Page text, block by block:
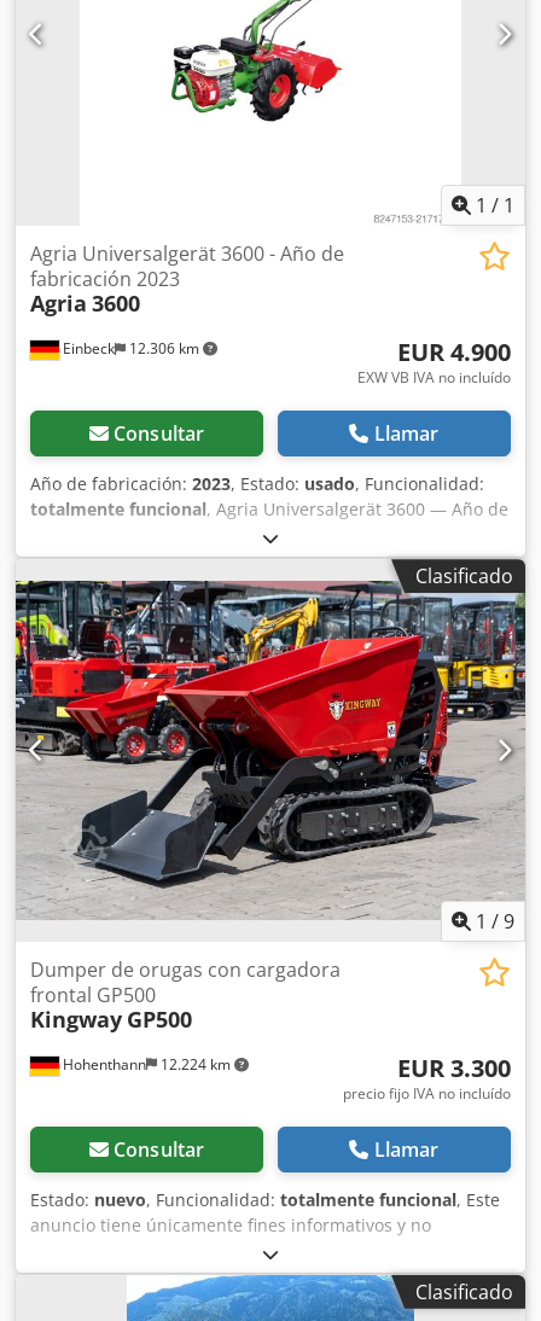
1 / 1
Einbeck 12.306 km
Agria Universalgerät 3600 - Año de
fabricación 2023
Agria 3600
EUR 4.900
EXW VB IVA no incluído
Consultar Llamar
Año de fabricación: 2023, Estado: usado, Funcionalidad:
totalmente funcional, Agria Universalgerät 3600 — Año de
fabricación 2023 Usado, proveniente del parque de
alquiler profesional de Kurt König Baumaschinen GmbH,
Einbeck. Estado e información: - Estado: Usado del
alquiler, mantenido regularmente Dedjy A E H Uopfx
Aagekr - Función: Totalmente operativo - Las imágenes del
producto son ejemplos y muestran la máquina en estado
nuevo — el estado real varía según el tiempo de uso -
Inspección en 37574 Einbeck previa cita Precio 4.900 EUR
más IVA | EXW Einbeck | Entrega bajo consulta
Clasificado
1 /9
Hohenthann 12.224 km
Dumper de orugas con cargadora
frontal GP500
Kingway GP500
EUR 3.300
precio fijo IVA no incluído
Consultar Llamar
Estado: nuevo, Funcionalidad: totalmente funcional, Este
anuncio tiene únicamente fines informativos y no
constituye una oferta en sentido jurídico. Dumper de
orugas con cargador frontal – GP500 PRO DUMPER El
GP500 PRO DUMPER es una carretilla dumper de orugas
Clasificado